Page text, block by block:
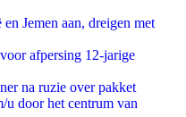
Jemen aan, dreigen met
afpersing 12-jarige
na ruzie over pakket
u door het centrum van